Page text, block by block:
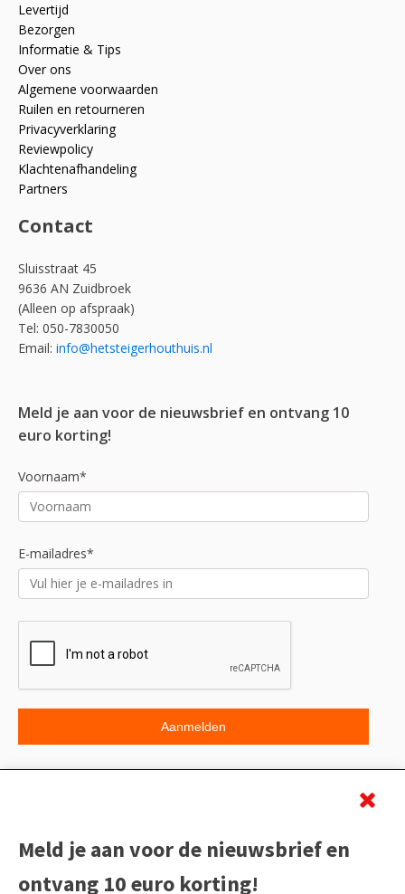
Levertijd
Bezorgen
Informatie & Tips
Over ons
Algemene voorwaarden
Ruilen en retourneren
Privacyverklaring
Reviewpolicy
Klachtenafhandeling
Partners
Contact
Sluisstraat 45
9636 AN Zuidbroek
(Alleen op afspraak)
Tel: 050-7830050
Email: info@hetsteigerhouthuis.nl
Meld je aan voor de nieuwsbrief en ontvang 10
euro korting!
Voornaam*
E-mailadres*
Meld je aan voor de nieuwsbrief en
ontvang 10 euro korting!